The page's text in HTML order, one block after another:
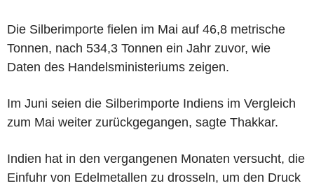
Die Silberimporte fielen im Mai auf 46,8 metrische
Tonnen, nach 534,3 Tonnen ein Jahr zuvor, wie
Daten des Handelsministeriums zeigen.
Im Juni seien die Silberimporte Indiens im Vergleich
zum Mai weiter zurückgegangen, sagte Thakkar.
Indien hat in den vergangenen Monaten versucht, die
Einfuhr von Edelmetallen zu drosseln, um den Druck